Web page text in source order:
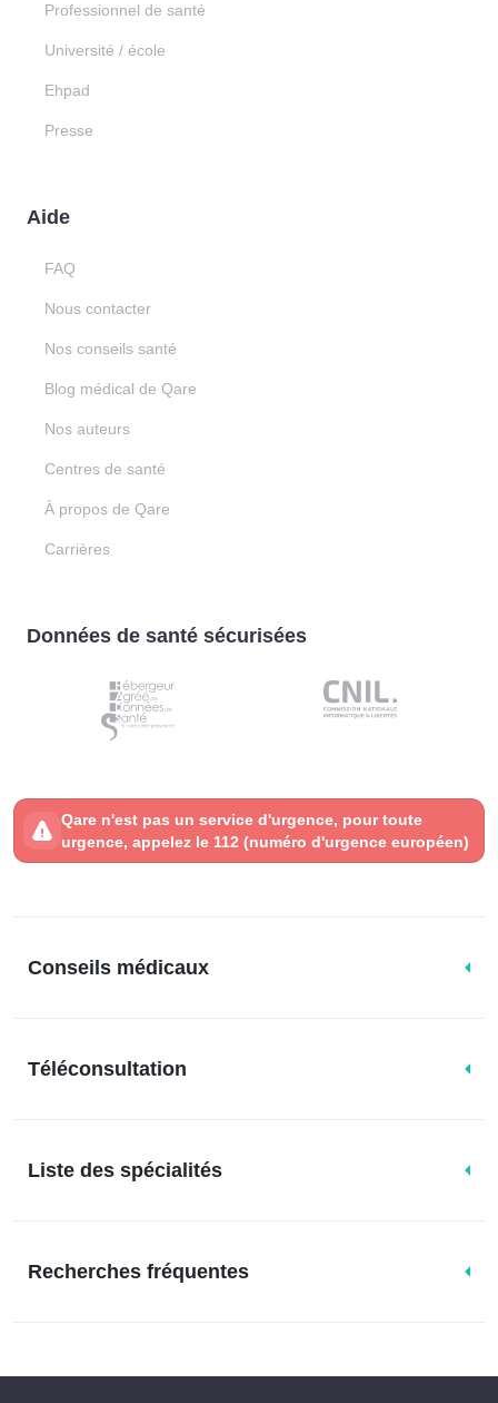
Professionnel de santé
Université / école
Ehpad
Presse
Aide
FAQ
Nous contacter
Nos conseils santé
Blog médical de Qare
Nos auteurs
Centres de santé
À propos de Qare
Carrières
Données de santé sécurisées
Qare n'est pas un service d'urgence, pour toute
urgence, appelez le 112 (numéro d'urgence européen)
Conseils médicaux
Téléconsultation
Liste des spécialités
Recherches fréquentes